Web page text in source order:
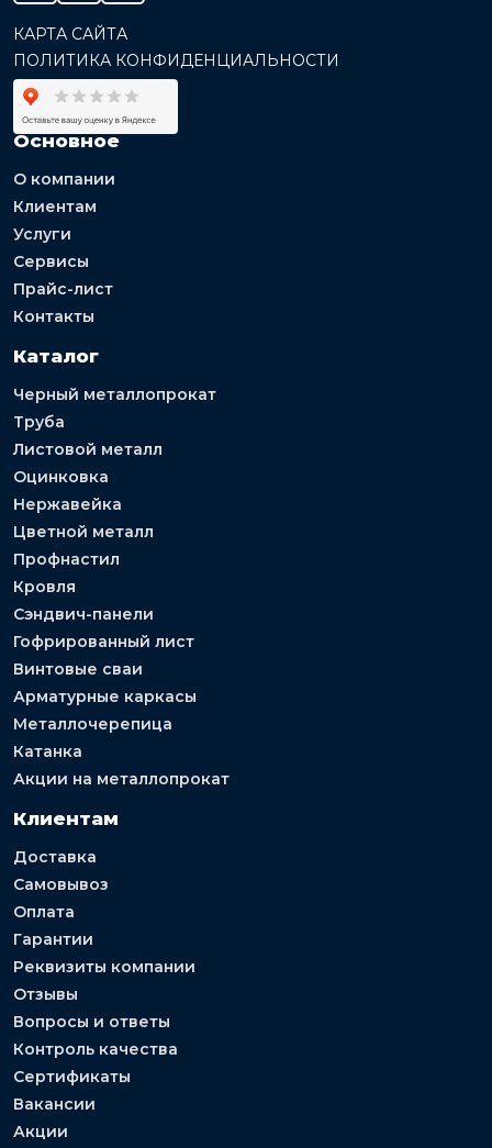
КАРТА САЙТА
ПОЛИТИКА КОНФИДЕНЦИАЛЬНОСТИ
Основное
О компании
Клиентам
Услуги
Сервисы
Прайс-лист
Контакты
Каталог
Черный металлопрокат
Труба
Листовой металл
Оцинковка
Нержавейка
Цветной металл
Профнастил
Кровля
Сэндвич-панели
Гофрированный лист
Винтовые сваи
Арматурные каркасы
Металлочерепица
Катанка
Акции на металлопрокат
Клиентам
Доставка
Самовывоз
Оплата
Гарантии
Реквизиты компании
Отзывы
Вопросы и ответы
Контроль качества
Сертификаты
Вакансии
Акции